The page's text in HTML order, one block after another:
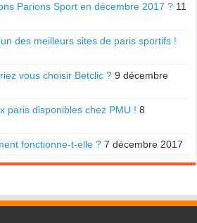
Parions Sport en décembre 2017 ? 11
des meilleurs sites de paris sportifs !
vous choisir Betclic ? 9 décembre
paris disponibles chez PMU ! 8
fonctionne-t-elle ? 7 décembre 2017